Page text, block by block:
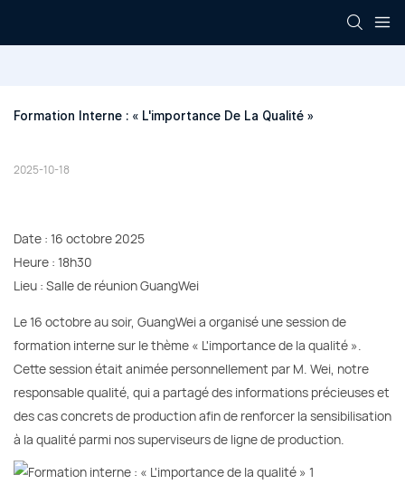
Formation Interne : « L'importance De La Qualité »
2025-10-18
Date : 16 octobre 2025
Heure : 18h30
Lieu : Salle de réunion GuangWei
Le 16 octobre au soir, GuangWei a organisé une session de
formation interne sur le thème « L'importance de la qualité ».
Cette session était animée personnellement par M. Wei, notre
responsable qualité, qui a partagé des informations précieuses et
des cas concrets de production afin de renforcer la sensibilisation
à la qualité parmi nos superviseurs de ligne de production.